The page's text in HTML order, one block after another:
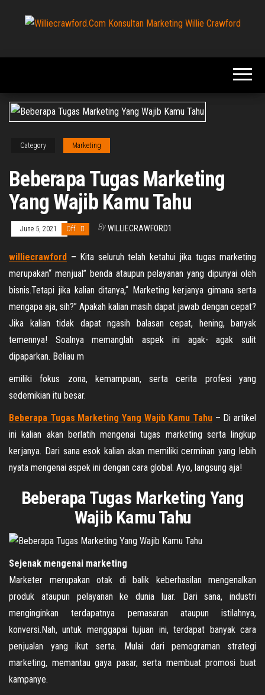
content
Crawford
Mengulas Tentang
Category Marketing
Beberapa Tugas Marketing
Yang Wajib Kamu Tahu
June 5, 2021 Off By WILLIECRAWFORD1
williecrawford – Kita seluruh telah ketahui jika tugas marketing
merupakan“ menjual” benda ataupun pelayanan yang dipunyai oleh
bisnis.Tetapi jika kalian ditanya,“ Marketing kerjanya gimana serta
mengapa aja, sih?” Apakah kalian masih dapat jawab dengan cepat?
Jika kalian tidak dapat ngasih balasan cepat, hening, banyak
temennya! Soalnya memanglah aspek ini agak- agak sulit
dipaparkan. Beliau m
emiliki fokus zona, kemampuan, serta cerita profesi yang
sedemikian itu besar.
Beberapa Tugas Marketing Yang Wajib Kamu Tahu – Di artikel
ini kalian akan berlatih mengenai tugas marketing serta lingkup
kerjanya. Dari sana esok kalian akan memiliki cerminan yang lebih
nyata mengenai aspek ini dengan cara global. Ayo, langsung aja!
Beberapa Tugas Marketing Yang
Wajib Kamu Tahu
Sejenak mengenai marketing
Marketer merupakan otak di balik keberhasilan mengenalkan
produk ataupun pelayanan ke dunia luar. Dari sana, industri
menginginkan terdapatnya pemasaran ataupun istilahnya,
konversi.Nah, untuk menggapai tujuan ini, terdapat banyak cara
penjualan yang ikut serta. Mulai dari pemograman strategi
marketing, memantau gaya pasar, serta membuat promosi buat
kampanye.